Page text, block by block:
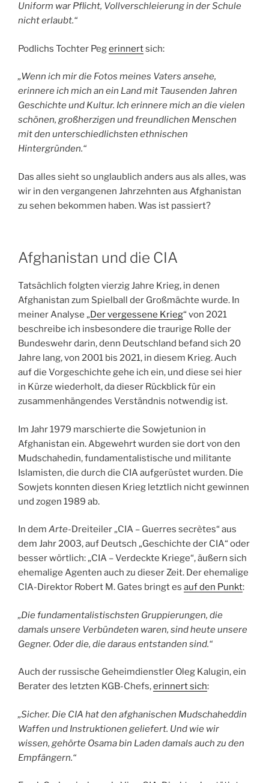
Uniform war Pflicht, Vollverschleierung in der Schule
nicht erlaubt.“
Podlichs Tochter Pegerinnertsich:
„Wenn ich mir die Fotos meines Vaters ansehe,
erinnere ich mich an ein Land mit Tausenden Jahren
Geschichte und Kultur. Ich erinnere mich an die vielen
schönen, großherzigen und freundlichen Menschen
mit den unterschiedlichsten ethnischen
Hintergründen.“
Das alles sieht so unglaublich anders aus als alles, was
wir in den vergangenen Jahrzehnten aus Afghanistan
zu sehen bekommen haben. Was ist passiert?
Afghanistan und die CIA
Tatsächlich folgten vierzig Jahre Krieg, in denen
Afghanistan zum Spielball der Großmächte wurde. In
meiner Analyse „Der vergessene Krieg“ von 2021
beschreibe ich insbesondere die traurige Rolle der
Bundeswehr darin, denn Deutschland befand sich 20
Jahre lang, von 2001 bis 2021, in diesem Krieg. Auch
auf die Vorgeschichte gehe ich ein, und diese sei hier
in Kürze wiederholt, da dieser Rückblick für ein
zusammenhängendes Verständnis notwendig ist.
Im Jahr 1979 marschierte die Sowjetunion in
Afghanistan ein. Abgewehrt wurden sie dort von den
Mudschahedin, fundamentalistische und militante
Islamisten, die durch die CIA aufgerüstet wurden. Die
Sowjets konnten diesen Krieg letztlich nicht gewinnen
und zogen 1989 ab.
In dem Arte-Dreiteiler „CIA – Guerres secrètes“ aus
dem Jahr 2003, auf Deutsch „Geschichte der CIA“ oder
besser wörtlich: „CIA – Verdeckte Kriege“, äußern sich
ehemalige Agenten auch zu dieser Zeit. Der ehemalige
CIA-Direktor Robert M. Gates bringt es auf den Punkt:
„Die fundamentalistischsten Gruppierungen, die
damals unsere Verbündeten waren, sind heute unsere
Gegner. Oder die, die daraus entstanden sind.“
Auch der russische Geheimdienstler Oleg Kalugin, ein
Berater des letzten KGB-Chefs,erinnert sich:
„Sicher. Die CIA hat den afghanischen Mudschaheddin
Waffen und Instruktionen geliefert. Und wie wir
wissen, gehörte Osama bin Laden damals auch zu den
Empfängern.“